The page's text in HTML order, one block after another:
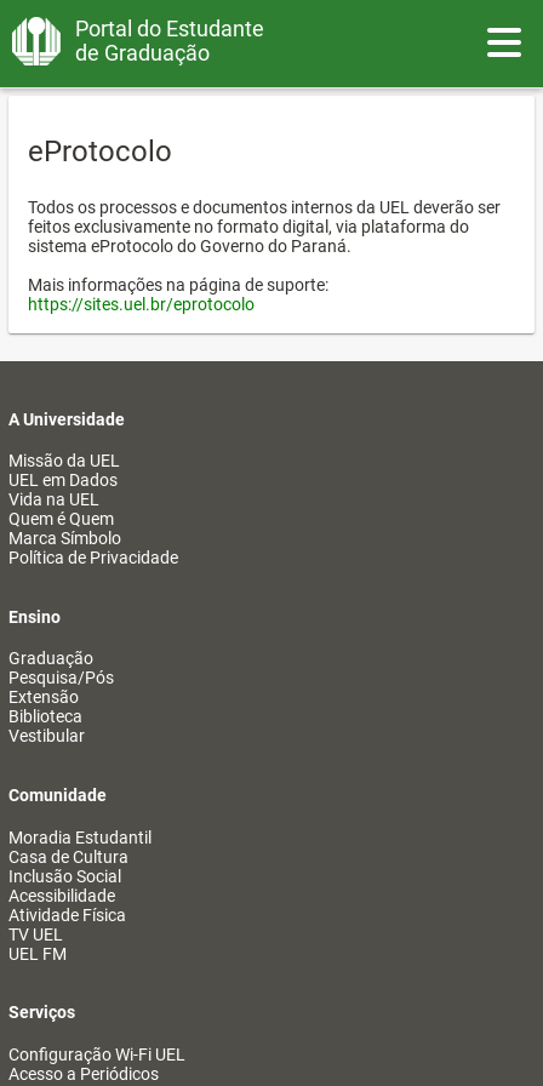
Portal do Estudante
de Graduação
eProtocolo
Todos os processos e documentos internos da UEL deverão ser
feitos exclusivamente no formato digital, via plataforma do
sistema eProtocolo do Governo do Paraná.
Mais informações na página de suporte:
https://sites.uel.br/eprotocolo
A Universidade
Missão da UEL
UEL em Dados
Vida na UEL
Quem é Quem
Marca Símbolo
Política de Privacidade
Ensino
Graduação
Pesquisa/Pós
Extensão
Biblioteca
Vestibular
Comunidade
Moradia Estudantil
Casa de Cultura
Inclusão Social
Acessibilidade
Atividade Física
TV UEL
UEL FM
Serviços
Configuração Wi-Fi UEL
Acesso a Periódicos